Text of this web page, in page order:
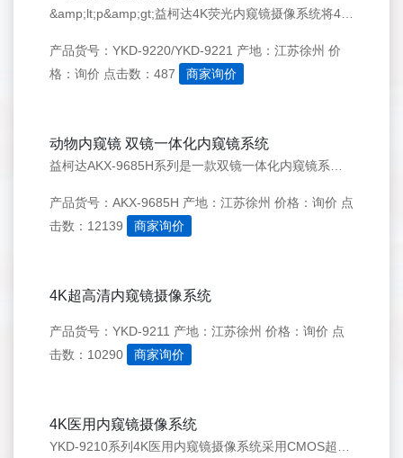
产品货号：YKD-9220/YKD-9221 产地：江苏徐州 价
格：询价 点击数：487 商家询价
动物内窥镜 双镜一体化内窥镜系统
产品货号：AKX-9685H 产地：江苏徐州 价格：询价 点
击数：12139
商家询价
4K超高清内窥镜摄像系统
产品货号：YKD-9211 产地：江苏徐州 价格：询价 点
击数：10290
商家询价
4K医用内窥镜摄像系统